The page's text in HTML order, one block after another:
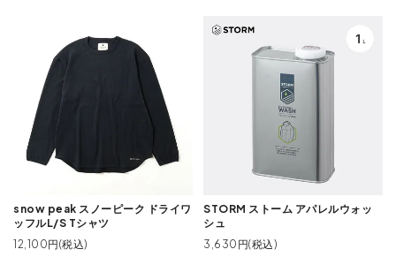
snow peak スノーピーク ドライワ
ッフルL/S Tシャツ
12,100円(税込)
STORM ストーム アパレルウォッ
シュ
3,630円(税込)